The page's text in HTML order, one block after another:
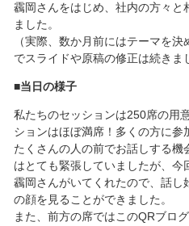
靏岡さんをはじめ、社内の方々と
ました。
（実際、数か月前にはテーマを
でスライドや原稿の修正は続きま
■当日の様子
私たちのセッションは250席の用
ションはほぼ満席！多くの方に参
たくさんの人の前でお話しする
はとても緊張していましたが、今
靏岡さんがいてくれたので、話
の顔を見ることができました。
また、前方の席ではこのQRブロ